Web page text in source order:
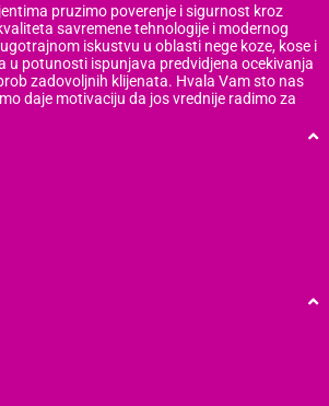
pruzimo poverenje i sigurnost kroz
savremene tehnologije i modernog
iskustvu u oblasti nege koze, kose i
u potunosti ispunjava predvidjena ocekivanja
zadovoljnih klijenata. Hvala Vam sto nas
daje motivaciju da jos vrednije radimo za